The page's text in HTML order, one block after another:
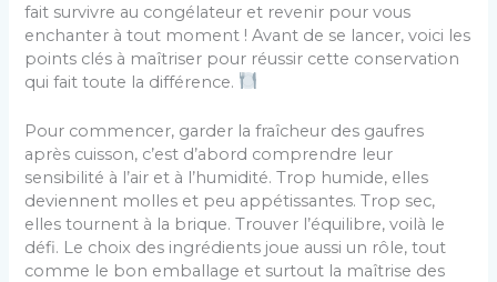
fait survivre au congélateur et revenir pour vous
enchanter à tout moment ! Avant de se lancer, voici les
points clés à maîtriser pour réussir cette conservation
qui fait toute la différence.
Pour commencer, garder la fraîcheur des gaufres
après cuisson, c’est d’abord comprendre leur
sensibilité à l’air et à l’humidité. Trop humide, elles
deviennent molles et peu appétissantes. Trop sec,
elles tournent à la brique. Trouver l’équilibre, voilà le
défi. Le choix des ingrédients joue aussi un rôle, tout
comme le bon emballage et surtout la maîtrise des